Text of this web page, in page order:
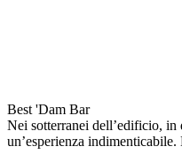
Best 'Dam Bar
Nei sotterranei dell’edificio, in
un’esperienza